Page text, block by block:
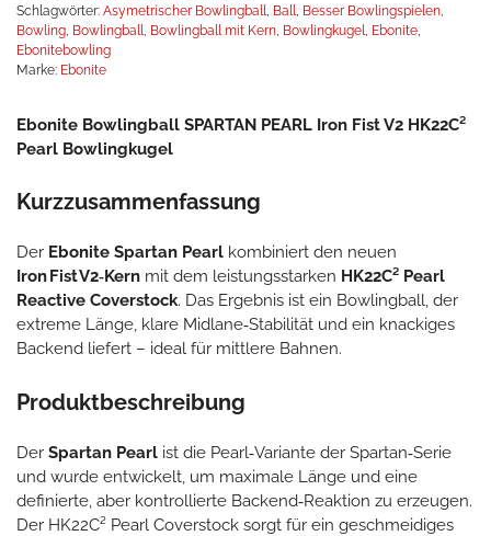
Schlagwörter: Asymetrischer Bowlingball Ball Besser Bowlingspielen
Bowling Bowlingball Bowlingball mit Kern Bowlingkugel Ebonite
Ebonitebowling
Marke: Ebonite
Ebonite Bowlingball SPARTAN PEARL Iron Fist V2 HK22C²
Pearl Bowlingkugel
Kurzzusammenfassung
Der Ebonite Spartan Pearl kombiniert den neuen
Iron Fist V2‑Kern mit dem leistungsstarken HK22C² Pearl
Reactive Coverstock. Das Ergebnis ist ein Bowlingball, der
extreme Länge, klare Midlane‑Stabilität und ein knackiges
Backend liefert – ideal für mittlere Bahnen.
Produktbeschreibung
Der Spartan Pearl ist die Pearl‑Variante der Spartan‑Serie
und wurde entwickelt, um maximale Länge und eine
definierte, aber kontrollierte Backend‑Reaktion zu erzeugen.
Der HK22C² Pearl Coverstock sorgt für ein geschmeidiges